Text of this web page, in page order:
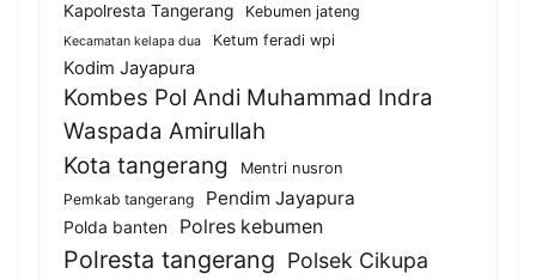
Kapolresta Tangerang Kebumen jateng
Kecamatan kelapa dua Ketum feradi wpi
Kodim Jayapura
Kombes Pol Andi Muhammad Indra
Waspada Amirullah
Kota tangerang
Mentri nusron
Pemkab tangerang
Pendim Jayapura
Polda banten Polres kebumen
Polresta tangerang Polsek Cikupa